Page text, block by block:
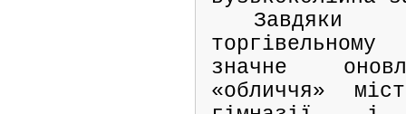
Завдяки
значне
«обличчя»